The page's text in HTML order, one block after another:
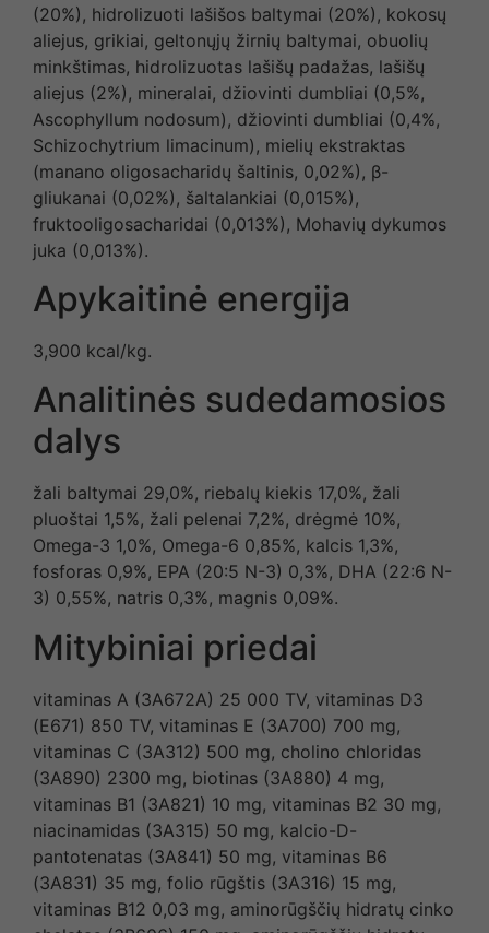
(20%), hidrolizuoti lašišos baltymai (20%), kokosų
aliejus, grikiai, geltonųjų žirnių baltymai, obuolių
minkštimas, hidrolizuotas lašišų padažas, lašišų
aliejus (2%), mineralai, džiovinti dumbliai (0,5%,
Ascophyllum nodosum), džiovinti dumbliai (0,4%,
Schizochytrium limacinum), mielių ekstraktas
(manano oligosacharidų šaltinis, 0,02%), β-
gliukanai (0,02%), šaltalankiai (0,015%),
fruktooligosacharidai (0,013%), Mohavių dykumos
juka (0,013%).
Apykaitinė energija
3,900 kcal/kg.
Analitinės sudedamosios
dalys
žali baltymai 29,0%, riebalų kiekis 17,0%, žali
pluoštai 1,5%, žali pelenai 7,2%, drėgmė 10%,
Omega-3 1,0%, Omega-6 0,85%, kalcis 1,3%,
fosforas 0,9%, EPA (20:5 N-3) 0,3%, DHA (22:6 N-
3) 0,55%, natris 0,3%, magnis 0,09%.
Mitybiniai priedai
vitaminas A (3A672A) 25 000 TV, vitaminas D3
(E671) 850 TV, vitaminas E (3A700) 700 mg,
vitaminas C (3A312) 500 mg, cholino chloridas
(3A890) 2300 mg, biotinas (3A880) 4 mg,
vitaminas B1 (3A821) 10 mg, vitaminas B2 30 mg,
niacinamidas (3A315) 50 mg, kalcio-D-
pantotenatas (3A841) 50 mg, vitaminas B6
(3A831) 35 mg, folio rūgštis (3A316) 15 mg,
vitaminas B12 0,03 mg, aminorūgščių hidratų cinko